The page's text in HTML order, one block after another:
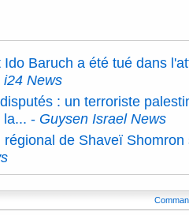
Ido Baruch a été tué dans
i24 News
: un terroriste
la... - Guysen Israel News
régional de Shaveï Shomron